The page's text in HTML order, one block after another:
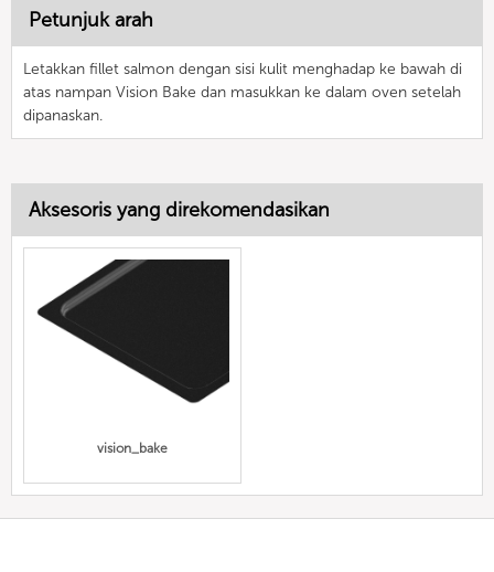
Petunjuk arah
Letakkan fillet salmon dengan sisi kulit menghadap ke bawah di
atas nampan Vision Bake dan masukkan ke dalam oven setelah
dipanaskan.
Aksesoris yang direkomendasikan
vision_bake